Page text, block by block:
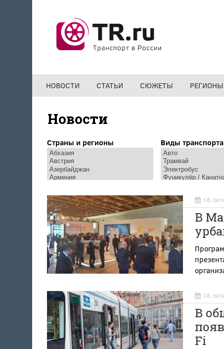
НОВОСТИ СТАТЬИ СЮЖЕТЫ РЕГИОНЫ
Новости
Страны и регионы Виды транспорта
16
В
16
В
Fi